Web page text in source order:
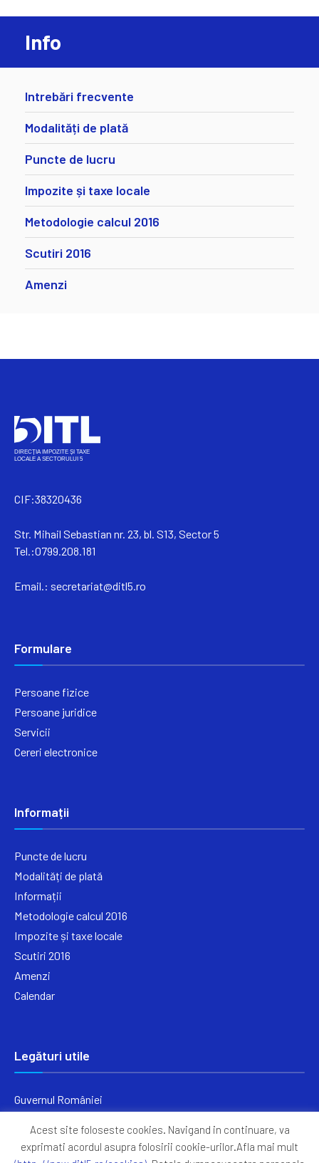
Info
Intrebări frecvente
Modalități de plată
Puncte de lucru
Impozite și taxe locale
Metodologie calcul 2016
Scutiri 2016
Amenzi
CIF:38320436
Str. Mihail Sebastian nr. 23, bl. S13, Sector 5
Tel.:0799.208.181
Email.: secretariat@ditl5.ro
Formulare
Persoane fizice
Persoane juridice
Servicii
Cereri electronice
Informații
Puncte de lucru
Modalități de plată
Informații
Metodologie calcul 2016
Impozite și taxe locale
Scutiri 2016
Amenzi
Calendar
Legături utile
Guvernul României
Primăria Sectorul 5
Acest site foloseste cookies. Navigand in continuare, va
exprimati acordul asupra folosirii cookie-urilor.Afla mai mult